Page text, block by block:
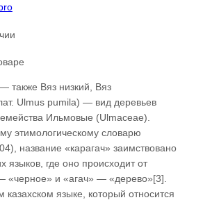
также Вяз низкий, Вяз
Ulmus pumila) — вид деревьев
Ильмовые (Ulmaceae).
этимологическому словарю
название «карагач» заимствовано
языков, где оно происходит от
«черное» и «агач» — «дерево»[3].
казахском языке, который относится